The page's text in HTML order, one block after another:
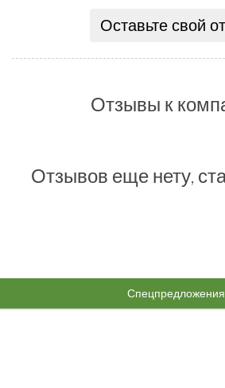
Оставьте свой
Отзывы к
Отзывов еще нету,
Спецпредложения